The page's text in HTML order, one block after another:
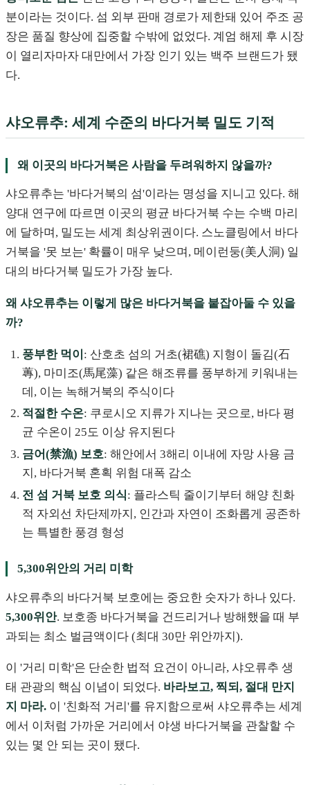
분이라는 것이다. 섬 외부 판매 경로가 제한돼 있어 주조 공
장은 품질 향상에 집중할 수밖에 없었다. 계엄 해제 후 시장
이 열리자마자 대만에서 가장 인기 있는 백주 브랜드가 됐
다.
샤오류추: 세계 수준의 바다거북 밀도 기적
왜 이곳의 바다거북은 사람을 두려워하지 않을까?
샤오류추는 '바다거북의 섬'이라는 명성을 지니고 있다. 해
양대 연구에 따르면 이곳의 평균 바다거북 수는 수백 마리
에 달하며, 밀도는 세계 최상위권이다. 스노클링에서 바다
거북을 '못 보는' 확률이 매우 낮으며, 메이런둥(美人洞) 일
대의 바다거북 밀도가 가장 높다.
왜 샤오류추는 이렇게 많은 바다거북을 붙잡아둘 수 있을
까?
풍부한 먹이 : 산호초 섬의 거초(裙礁) 지형이 돌김(石
蓴), 마미조(馬尾藻) 같은 해조류를 풍부하게 키워내는
데, 이는 녹해거북의 주식이다
적절한 수온: 쿠로시오 지류가 지나는 곳으로, 바다 평
균 수온이 25도 이상 유지된다
금어(禁漁) 보호: 해안에서 3해리 이내에 자망 사용 금
지, 바다거북 혼획 위험 대폭 감소
전 섬 거북 보호 의식: 플라스틱 줄이기부터 해양 친화
적 자외선 차단제까지, 인간과 자연이 조화롭게 공존하
는 특별한 풍경 형성
5,300위안의 거리 미학
샤오류추의 바다거북 보호에는 중요한 숫자가 하나 있다.
5,300위안. 보호종 바다거북을 건드리거나 방해했을 때 부
과되는 최소 벌금액이다 (최대 30만 위안까지).
이 '거리 미학'은 단순한 법적 요건이 아니라, 샤오류추 생
태 관광의 핵심 이념이 되었다. 바라보고, 찍되, 절대 만지
지 마라. 이 '친화적 거리'를 유지함으로써 샤오류추는 세계
에서 이처럼 가까운 거리에서 야생 바다거북을 관찰할 수
있는 몇 안 되는 곳이 됐다.